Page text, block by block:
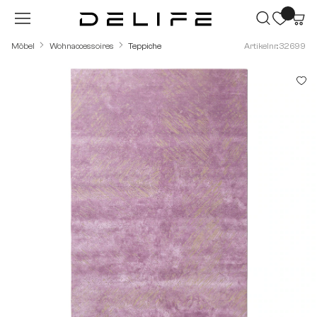
Zum Hauptinhalt springen
Möbel Wohnaccessoires Teppiche Artikelnr.: 32699
Bildergalerie überspringen